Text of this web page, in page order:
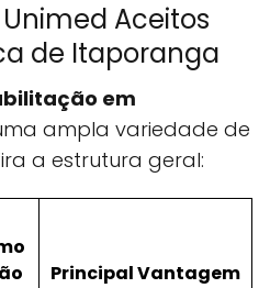
Aceitos
de Itaporanga
em
ampla variedade de
a estrutura geral:
Principal Vantagem